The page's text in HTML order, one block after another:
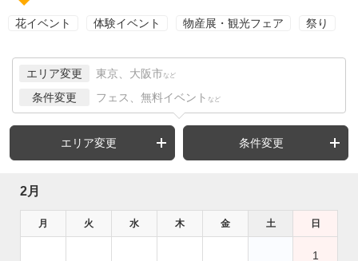
花イベント 体験イベント 物産展・観光フェア 祭り
エリア変更 東京、大阪市 など
条件変更 フェス、無料イベント など
エリア変更 条件変更
2月
月 火 水 木 金 土 日
1